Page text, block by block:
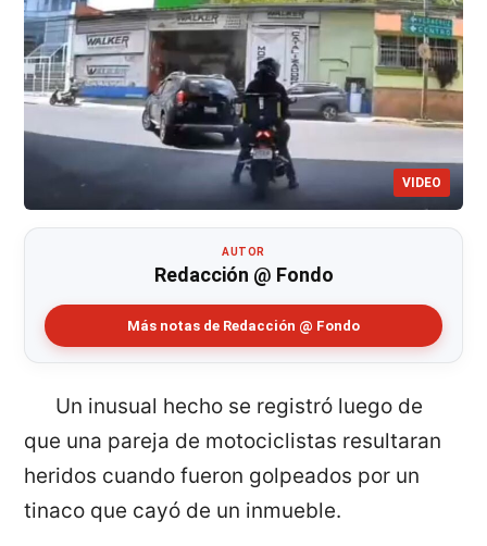
VIDEO
AUTOR
Redacción @ Fondo
Más notas de Redacción @ Fondo
Un inusual hecho se registró luego de
que una pareja de motociclistas resultaran
heridos cuando fueron golpeados por un
tinaco que cayó de un inmueble.